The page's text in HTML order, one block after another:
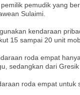
pemudik yang
Sulaimi.
kendaraan
15 sampai 20 unit
roda empat
sedangkan dari
roda empat